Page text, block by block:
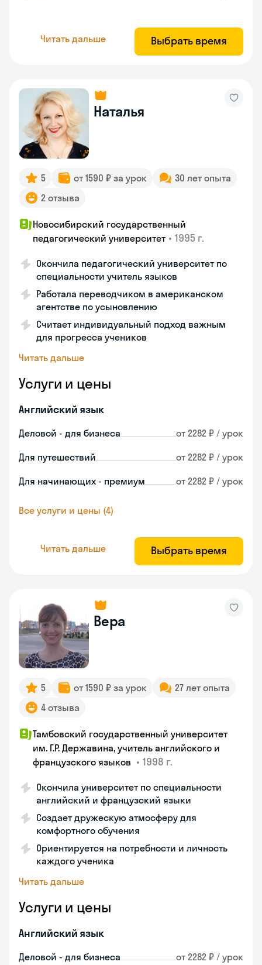
Читать дальше Выбрать время
Наталья
5 от 1590 ₽ за урок
30 лет опыта
2 отзыва
Новосибирский государственный
педагогический университет • 1995 г.
Окончила педагогический университет по
специальности учитель языков
Работала переводчиком в американском
агентстве по усыновлению
Считает индивидуальный подход важным
для прогресса учеников
Читать дальше
Услуги и цены
Английский язык
Деловой - для бизнеса от 2282 ₽ / урок
Для путешествий от 2282 ₽ / урок
Для начинающих - премиум от 2282 ₽ / урок
Все услуги и цены (4)
Читать дальше Выбрать время
Вера
5 от 1590 ₽ за урок
27 лет опыта
4 отзыва
Тамбовский государственный университет
им. Г.Р. Державина, учитель английского и
французского языков • 1998 г.
Окончила университет по специальности
английский и французский языки
Создает дружескую атмосферу для
комфортного обучения
Ориентируется на потребности и личность
каждого ученика
Читать дальше
Услуги и цены
Английский язык
Деловой - для бизнеса от 2282 ₽ / урок